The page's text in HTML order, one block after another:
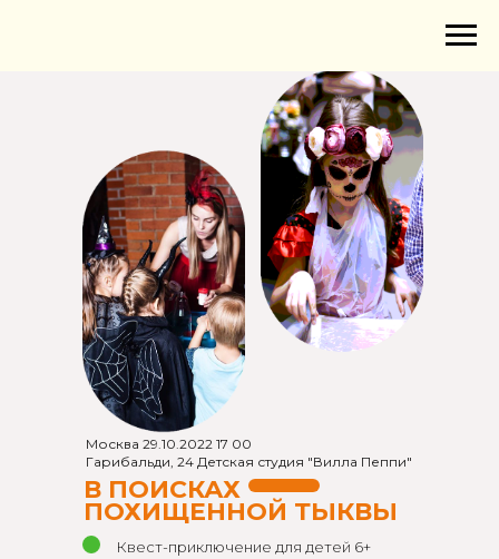
Москва 29.10.2022 17 00
Гарибальди, 24 Детская студия "Вилла Пеппи"
В ПОИСКАХ
ПОХИЩЕННОЙ ТЫКВЫ
Квест-приключение для детей 6+